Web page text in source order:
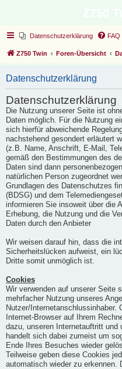
Datenschutzerklärung FAQ
Z750 Twin Foren-Übersicht
Datenschutzerklärung
Datenschutzerklärung
Die Nutzung unserer Seite ist
Daten möglich. Für die Nutzung
sich hierfür abweichende
nachstehend gesondert erläutert
(z.B. Name, Anschrift, E-Mail,
gemäß den Bestimmungen des
Daten sind dann
natürlichen Person zugeordnet
Grundlagen des Datenschutzes
(BDSG) und dem
informieren Sie insoweit über die
Erhebung, die Nutzung und die
Daten durch den Anbieter
Wir weisen darauf hin, dass die
Sicherheitslücken aufweist, ein
Dritte somit unmöglich ist.
Cookies
Wir verwenden auf unserer Seite
mehrfacher Nutzung unseres
Nutzer/Internetanschlussinhaber.
Internet-Browser auf Ihrem
dazu, unseren Internetauftritt und
handelt sich dabei zumeist um
Ende Ihres Besuches wieder
Teilweise geben diese Cookies
automatisch wieder zu erkennen.